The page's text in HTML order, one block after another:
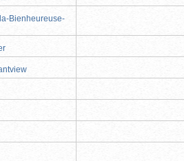
Bienheureuse-